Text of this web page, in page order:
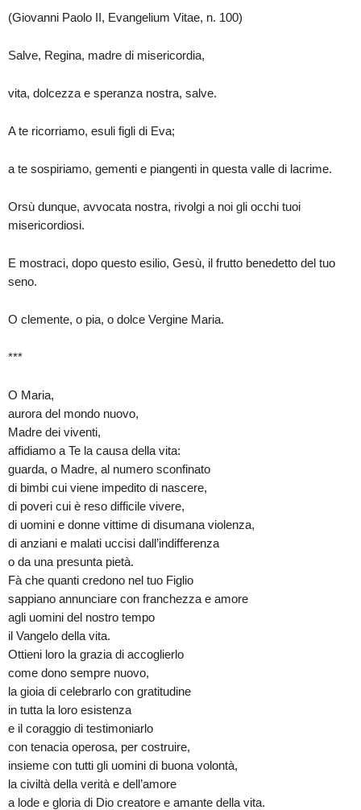
(Giovanni Paolo II, Evangelium Vitae, n. 100)
Salve, Regina, madre di misericordia,
vita, dolcezza e speranza nostra, salve.
A te ricorriamo, esuli figli di Eva;
a te sospiriamo, gementi e piangenti in questa valle di lacrime.
Orsù dunque, avvocata nostra, rivolgi a noi gli occhi tuoi
misericordiosi.
E mostraci, dopo questo esilio, Gesù, il frutto benedetto del tuo
seno.
O clemente, o pia, o dolce Vergine Maria.
***
O Maria,
aurora del mondo nuovo,
Madre dei viventi,
affidiamo a Te la causa della vita:
guarda, o Madre, al numero sconfinato
di bimbi cui viene impedito di nascere,
di poveri cui è reso difficile vivere,
di uomini e donne vittime di disumana violenza,
di anziani e malati uccisi dall’indifferenza
o da una presunta pietà.
Fà che quanti credono nel tuo Figlio
sappiano annunciare con franchezza e amore
agli uomini del nostro tempo
il Vangelo della vita.
Ottieni loro la grazia di accoglierlo
come dono sempre nuovo,
la gioia di celebrarlo con gratitudine
in tutta la loro esistenza
e il coraggio di testimoniarlo
con tenacia operosa, per costruire,
insieme con tutti gli uomini di buona volontà,
la civiltà della verità e dell’amore
a lode e gloria di Dio creatore e amante della vita.